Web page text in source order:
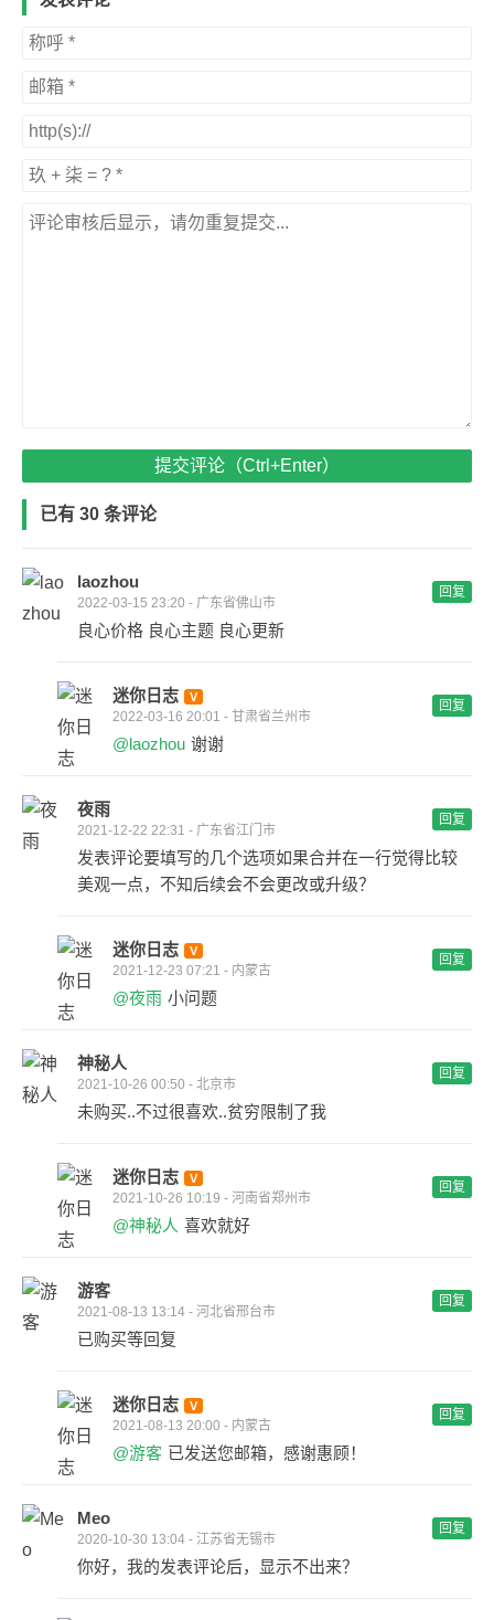
提交评论（Ctrl+Enter）
已有 30 条评论
laozhou
2022-03-15 23:20 - 广东省佛山市
回复
良心价格 良心主题 良心更新
迷你日志
2022-03-16 20:01 - 甘肃省兰州市
回复
@laozhou 谢谢
夜雨
2021-12-22 22:31 - 广东省江门市
回复
发表评论要填写的几个选项如果合并在一行觉得比较
美观一点，不知后续会不会更改或升级？
迷你日志
2021-12-23 07:21 - 内蒙古
回复
@夜雨 小问题
神秘人
2021-10-26 00:50 - 北京市
回复
未购买..不过很喜欢..贫穷限制了我
迷你日志
2021-10-26 10:19 - 河南省郑州市
回复
@神秘人 喜欢就好
游客
2021-08-13 13:14 - 河北省邢台市
回复
已购买等回复
迷你日志
2021-08-13 20:00 - 内蒙古
回复
@游客 已发送您邮箱，感谢惠顾！
Meo
2020-10-30 13:04 - 江苏省无锡市
回复
你好，我的发表评论后，显示不出来？